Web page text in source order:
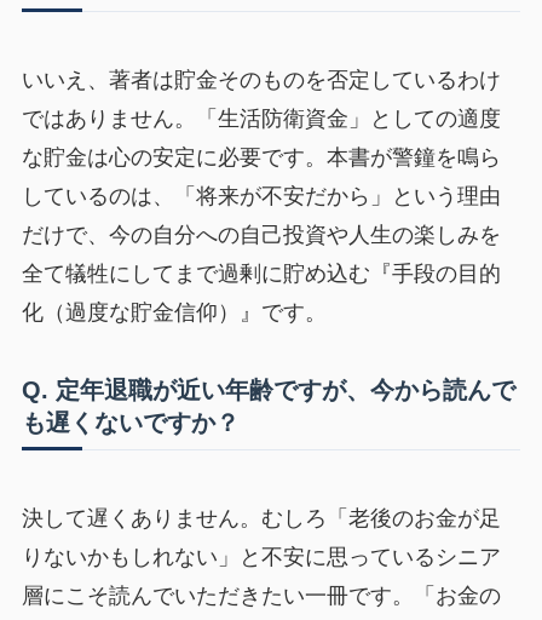
いいえ、著者は貯金そのものを否定しているわけ
ではありません。「生活防衛資金」としての適度
な貯金は心の安定に必要です。本書が警鐘を鳴ら
しているのは、「将来が不安だから」という理由
だけで、今の自分への自己投資や人生の楽しみを
全て犠牲にしてまで過剰に貯め込む『手段の目的
化（過度な貯金信仰）』です。
Q. 定年退職が近い年齢ですが、今から読んで
も遅くないですか？
決して遅くありません。むしろ「老後のお金が足
りないかもしれない」と不安に思っているシニア
層にこそ読んでいただきたい一冊です。「お金の